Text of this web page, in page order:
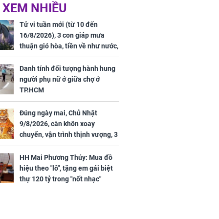
2026: Tăng
triệu
thúc, Mạnh Tử Nghĩa
đã vướng tranh luận
cuối
lịch, 3 con
phát Tài
trăm bề,
Phượng
trọn cơ
NHIỀU
Tử vi tuần mới (từ 10 đến
16/8/2026), 3 con giáp mưa
thuận gió hòa, tiền về như nước,
bạc vàng dư dả, Phú Quý Vinh
Hoa, vận trình khai sáng
Danh tính đối tượng hành hung
người phụ nữ ở giữa chợ ở
TP.HCM
Đúng ngày mai, Chủ Nhật
9/8/2026, càn khôn xoay
chuyển, vận trình thịnh vượng, 3
con giáp nhận phúc khí nhà trời,
tình tiền đỏ như son, vận may
hanh thông
HH Mai Phương Thúy: Mua đồ
hiệu theo "lô", tặng em gái biệt
thự 120 tỷ trong "nốt nhạc"